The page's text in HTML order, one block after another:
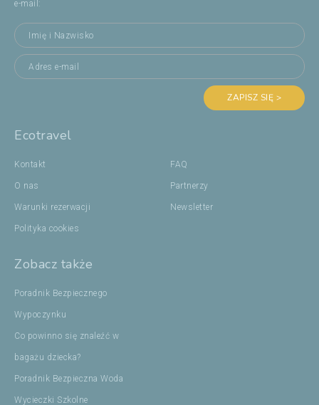
e-mail:
ZAPISZ SIĘ >
Ecotravel
Kontakt
O nas
Warunki rezerwacji
Polityka cookies
FAQ
Partnerzy
Newsletter
Zobacz także
Poradnik Bezpiecznego
Wypoczynku
Co powinno się znaleźć w
bagażu dziecka?
Poradnik Bezpieczna Woda
Wycieczki Szkolne